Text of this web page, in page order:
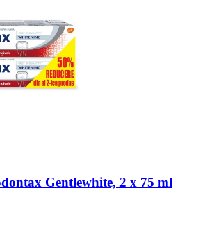
Gentlewhite, 2 x 75 ml